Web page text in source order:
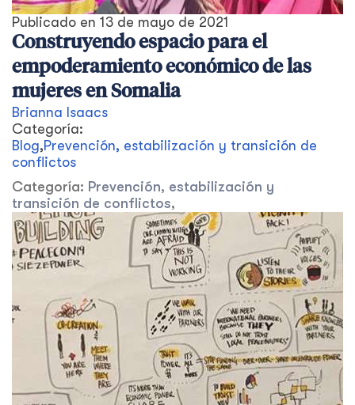
Publicado en 13 de mayo de 2021
Construyendo espacio para el
empoderamiento económico de las
mujeres en Somalia
Brianna Isaacs
Categoría:
Blog,Prevención, estabilización y transición de
conflictos
Categoría: Prevención, estabilización y
transición de conflictos,